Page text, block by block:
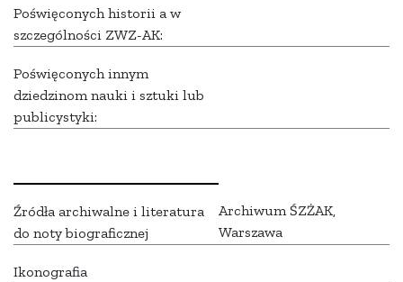
Poświęconych historii a w
szczególności ZWZ-AK:
Poświęconych innym
dziedzinom nauki i sztuki lub
publicystyki:
Źródła archiwalne i literatura
do noty biograficznej
Archiwum ŚZŻAK,
Warszawa
Ikonografia